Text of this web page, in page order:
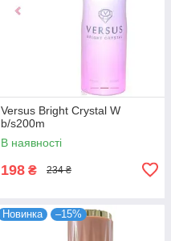
Versus Bright Crystal W
b/s200m
В наявності
198 ₴ 234 ₴
Новинка –15%